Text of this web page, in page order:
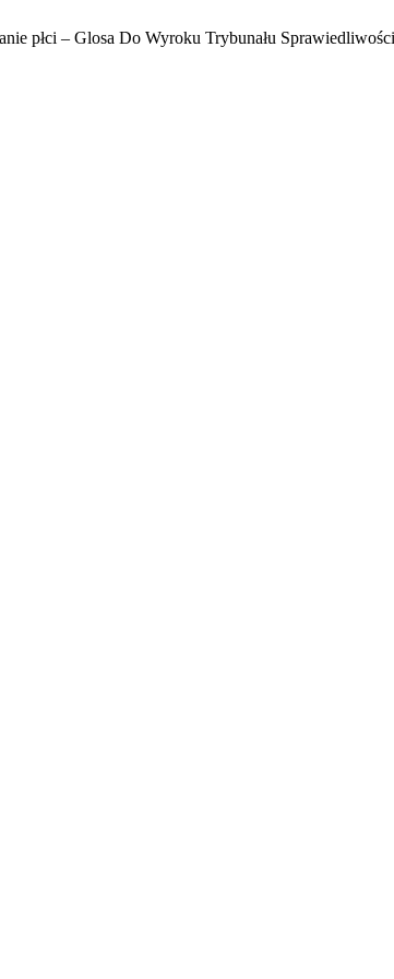
płci – Glosa Do Wyroku Trybunału